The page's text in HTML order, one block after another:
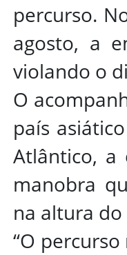
percurso.
agosto, a
violando o
O
país
Atlântico, a
manobra
na altura
“O